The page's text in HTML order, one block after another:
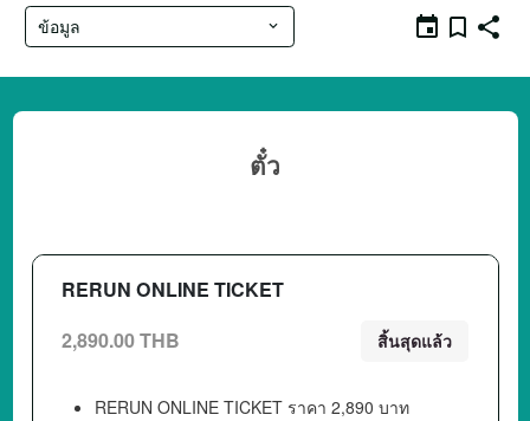
ข้อมูล
ตั๋ว
RERUN ONLINE TICKET
2,890.00 THB
สิ้นสุดแล้ว
RERUN ONLINE TICKET ราคา 2,890 บาท